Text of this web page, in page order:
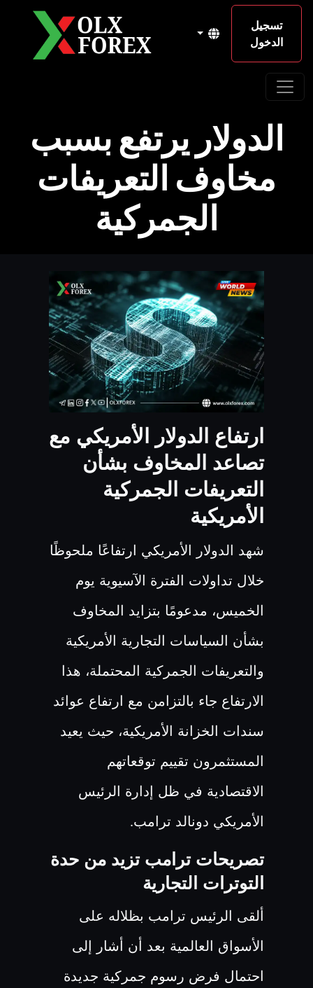
تسجيل
الدخول
الدولار يرتفع بسبب
مخاوف التعريفات
الجمركية
ارتفاع الدولار الأمريكي مع
تصاعد المخاوف بشأن
التعريفات الجمركية
الأمريكية
شهد الدولار الأمريكي ارتفاعًا ملحوظًا
خلال تداولات الفترة الآسيوية يوم
الخميس، مدعومًا بتزايد المخاوف
بشأن السياسات التجارية الأمريكية
والتعريفات الجمركية المحتملة، هذا
الارتفاع جاء بالتزامن مع ارتفاع عوائد
سندات الخزانة الأمريكية، حيث يعيد
المستثمرون تقييم توقعاتهم
الاقتصادية في ظل إدارة الرئيس
الأمريكي دونالد ترامب.
تصريحات ترامب تزيد من حدة
التوترات التجارية
ألقى الرئيس ترامب بظلاله على
الأسواق العالمية بعد أن أشار إلى
احتمال فرض رسوم جمركية جديدة